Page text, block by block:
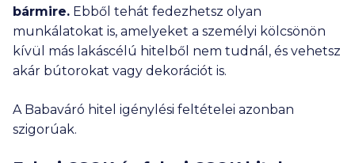
bármire. Ebből tehát fedezhetsz olyan
munkálatokat is, amelyeket a személyi kölcsönön
kívül más lakáscélú hitelből nem tudnál, és vehetsz
akár bútorokat vagy dekorációt is.
A Babaváró hitel igénylési feltételei azonban
szigorúak.